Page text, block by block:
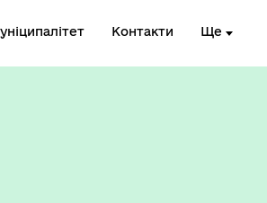
Контакти Ще